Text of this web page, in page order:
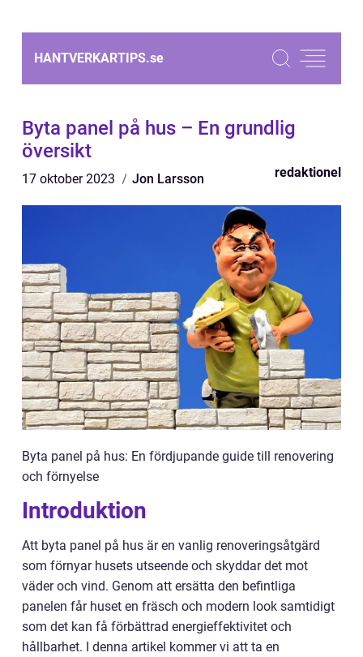
HANTVERKARTIPS.se
Byta panel på hus – En grundlig
översikt
17 oktober 2023 Jon Larsson redaktionel
Byta panel på hus: En fördjupande guide till renovering
och förnyelse
Introduktion
Att byta panel på hus är en vanlig renoveringsåtgärd
som förnyar husets utseende och skyddar det mot
väder och vind. Genom att ersätta den befintliga
panelen får huset en fräsch och modern look samtidigt
som det kan få förbättrad energieffektivitet och
hållbarhet. I denna artikel kommer vi att ta en